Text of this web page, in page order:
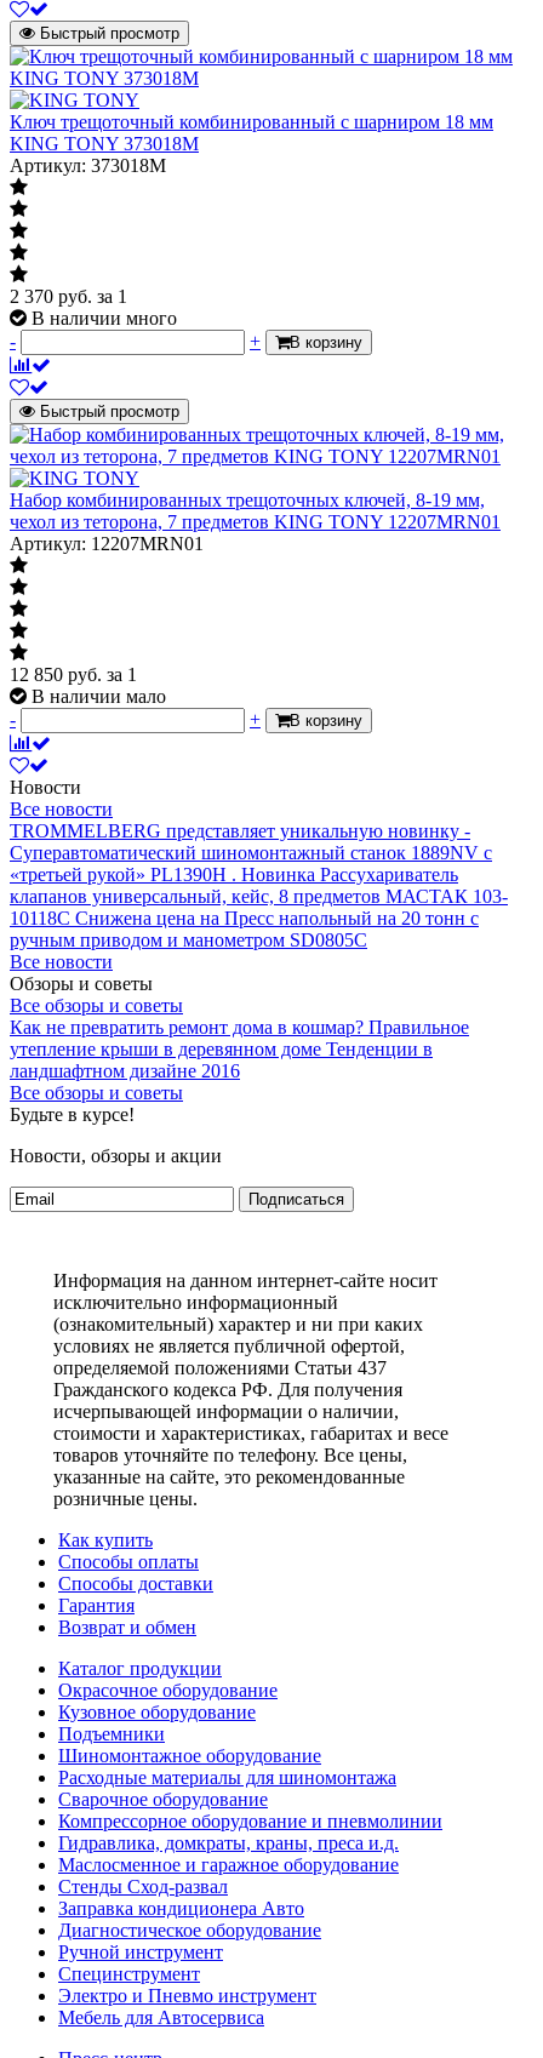
Быстрый просмотр
Ключ трещоточный комбинированный с шарниром 18 мм
KING TONY 373018M
Артикул: 373018M
2 370 руб. за 1
В наличии много
-
+ В корзину
Быстрый просмотр
Набор комбинированных трещоточных ключей, 8-19 мм,
чехол из теторона, 7 предметов KING TONY 12207MRN01
Артикул: 12207MRN01
12 850 руб. за 1
В наличии мало
-
+ В корзину
Новости
Все новости
TROMMELBERG представляет уникальную новинку -
Суперавтоматический шиномонтажный станок 1889NV с
«третьей рукой» PL1390H . Новинка Рассухариватель
клапанов универсальный, кейс, 8 предметов МАСТАК 103-
10118C Снижена цена на Пресс напольный на 20 тонн с
ручным приводом и манометром SD0805C
Все новости
Обзоры и советы
Все обзоры и советы
Как не превратить ремонт дома в кошмар? Правильное
утепление крыши в деревянном доме Тенденции в
ландшафтном дизайне 2016
Все обзоры и советы
Будьте в курсе!
Новости, обзоры и акции
Подписаться
Информация на данном интернет-сайте носит
исключительно информационный
(ознакомительный) характер и ни при каких
условиях не является публичной офертой,
определяемой положениями Статьи 437
Гражданского кодекса РФ. Для получения
исчерпывающей информации о наличии,
стоимости и характеристиках, габаритах и весе
товаров уточняйте по телефону. Все цены,
указанные на сайте, это рекомендованные
розничные цены.
Как купить
Способы оплаты
Способы доставки
Гарантия
Возврат и обмен
Каталог продукции
Окрасочное оборудование
Кузовное оборудование
Подъемники
Шиномонтажное оборудование
Расходные материалы для шиномонтажа
Сварочное оборудование
Компрессорное оборудование и пневмолинии
Гидравлика, домкраты, краны, преса и.д.
Маслосменное и гаражное оборудование
Стенды Сход-развал
Заправка кондиционера Авто
Диагностическое оборудование
Ручной инструмент
Специнструмент
Электро и Пневмо инструмент
Мебель для Автосервиса